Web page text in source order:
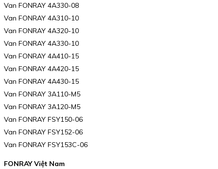
Van FONRAY 4A330-08
Van FONRAY 4A310-10
Van FONRAY 4A320-10
Van FONRAY 4A330-10
Van FONRAY 4A410-15
Van FONRAY 4A420-15
Van FONRAY 4A430-15
Van FONRAY 3A110-M5
Van FONRAY 3A120-M5
Van FONRAY FSY150-06
Van FONRAY FSY152-06
Van FONRAY FSY153C-06
FONRAY Việt Nam